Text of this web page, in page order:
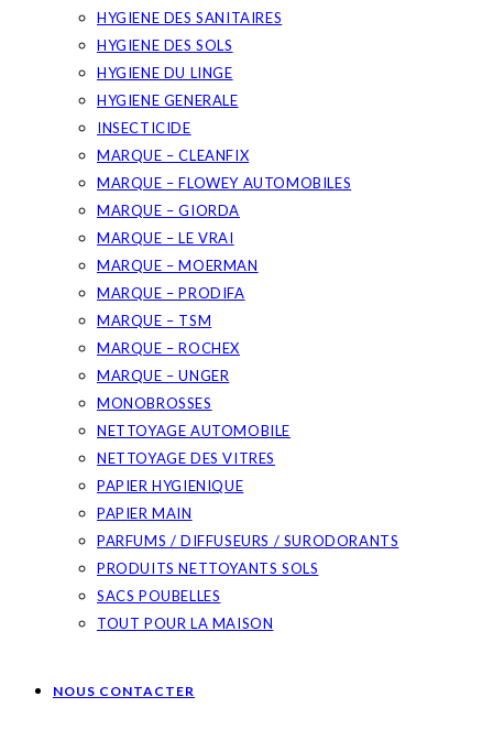
HYGIENE DES SANITAIRES
HYGIENE DES SOLS
HYGIENE DU LINGE
HYGIENE GENERALE
INSECTICIDE
MARQUE – CLEANFIX
MARQUE – FLOWEY AUTOMOBILES
MARQUE – GIORDA
MARQUE – LE VRAI
MARQUE – MOERMAN
MARQUE – PRODIFA
MARQUE – TSM
MARQUE – ROCHEX
MARQUE – UNGER
MONOBROSSES
NETTOYAGE AUTOMOBILE
NETTOYAGE DES VITRES
PAPIER HYGIENIQUE
PAPIER MAIN
PARFUMS / DIFFUSEURS / SURODORANTS
PRODUITS NETTOYANTS SOLS
SACS POUBELLES
TOUT POUR LA MAISON
NOUS CONTACTER